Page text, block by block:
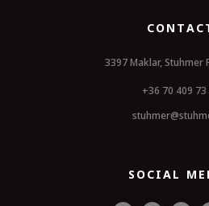
3397 Maklar, Stuhmer
+36 70 409 73
SOCIAL